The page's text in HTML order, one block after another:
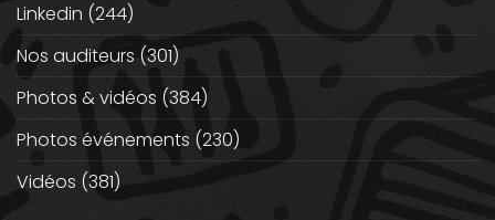
Linkedin (244)
Nos auditeurs (301)
Photos & vidéos (384)
Photos événements (230)
Vidéos (381)